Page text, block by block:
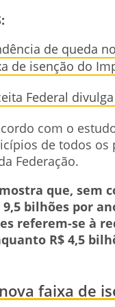
de queda
de isenção do
Federal
com o
de todos os
Federação.
que, sem
9,5 bilhões por
referem-se à
R$ 4,5
faixa de